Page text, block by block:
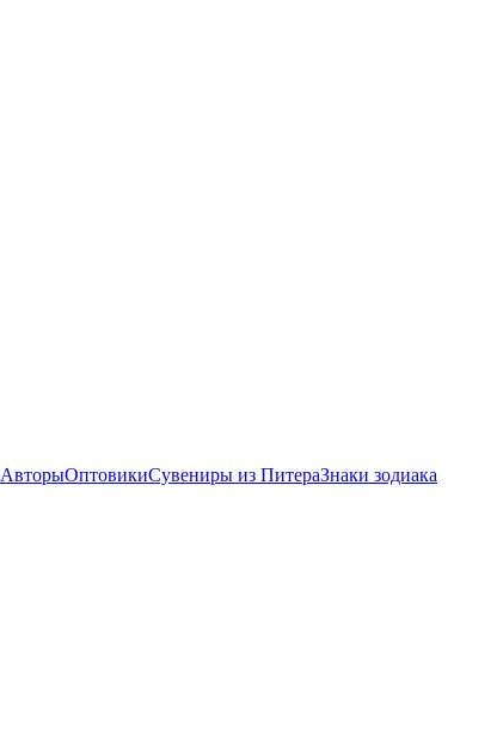
АвторыОптовикиСувениры из ПитераЗнаки зодиака